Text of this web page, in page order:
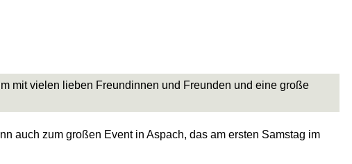
mit vielen lieben Freundinnen und Freunden und eine große
auch zum großen Event in Aspach, das am ersten Samstag im